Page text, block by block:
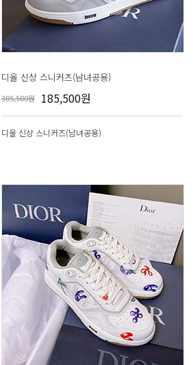
디올 신상 스니커즈(남녀공용)
305,500원 185,500원
디올 신상 스니커즈(남녀공용)